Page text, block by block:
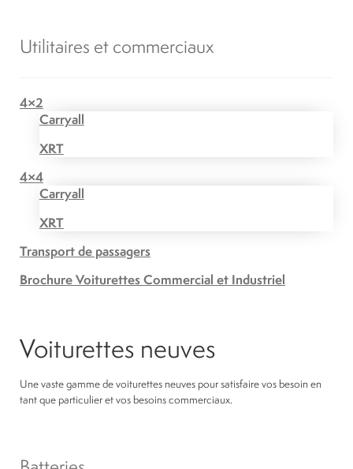
Utilitaires et commerciaux
4×2
Carryall
XRT
4×4
Carryall
XRT
Transport de passagers
Brochure Voiturettes Commercial et Industriel
Voiturettes neuves
Une vaste gamme de voiturettes neuves pour satisfaire vos besoin en
tant que particulier et vos besoins commerciaux.